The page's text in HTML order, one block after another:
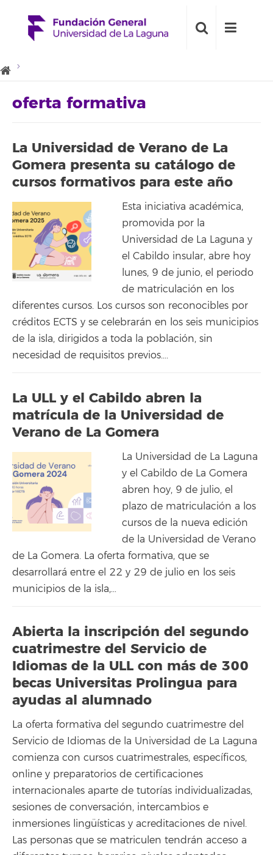
oferta formativa
La Universidad de Verano de La
Gomera presenta su catálogo de
cursos formativos para este año
Esta iniciativa académica,
promovida por la
Universidad de La Laguna y
el Cabildo insular, abre hoy
lunes, 9 de junio, el periodo
de matriculación en los
diferentes cursos. Los cursos son reconocibles por
créditos ECTS y se celebrarán en los seis municipios
de la isla, dirigidos a toda la población, sin
necesidad de requisitos previos….
La ULL y el Cabildo abren la
matrícula de la Universidad de
Verano de La Gomera
La Universidad de La Laguna
y el Cabildo de La Gomera
abren hoy, 9 de julio, el
plazo de matriculación a los
cursos de la nueva edición
de la Universidad de Verano
de La Gomera. La oferta formativa, que se
desarrollará entre el 22 y 29 de julio en los seis
municipios de la isla,…
Abierta la inscripción del segundo
cuatrimestre del Servicio de
Idiomas de la ULL con más de 300
becas Universitas Prolingua para
ayudas al alumnado
La oferta formativa del segundo cuatrimestre del
Servicio de Idiomas de la Universidad de La Laguna
comienza con cursos cuatrimestrales, específicos,
online y preparatorios de certificaciones
internacionales aparte de tutorías individualizadas,
sesiones de conversación, intercambios e
inmersiones lingüísticas y acreditaciones de nivel.
Las personas que se matriculen tendrán acceso a